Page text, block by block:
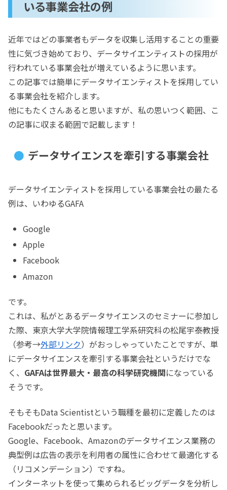
いる事業会社の例
近年ではどの事業者もデータを収集し活用することの重要
性に気づき始めており、データサイエンティストの採用が
行われている事業会社が増えているように思います。
この記事では簡単にデータサイエンティストを採用してい
る事業会社を紹介します。
他にもたくさんあると思いますが、私の思いつく範囲、こ
の記事に収まる範囲で記載します！
データサイエンスを牽引する事業会社
データサイエンティストを採用している事業会社の最たる
例は、いわゆるGAFA
Google
Apple
Facebook
Amazon
です。
これは、私がとあるデータサイエンスのセミナーに参加し
た際、東京大学大学院情報理工学系研究科の松尾宇泰教授
（参考→外部リンク）がおっしゃっていたことですが、単
にデータサイエンスを牽引する事業会社というだけでな
く、 GAFAは世界最大・最高の科学研究機関になっている
そうです。
そもそもData Scientistという職種を最初に定義したのは
Facebookだったと思います。
Google、Facebook、Amazonのデータサイエンス業務の
典型例は広告の表示を利用者の属性に合わせて最適化する
（リコメンデーション）ですね。
インターネットを使って集められるビッグデータを分析し